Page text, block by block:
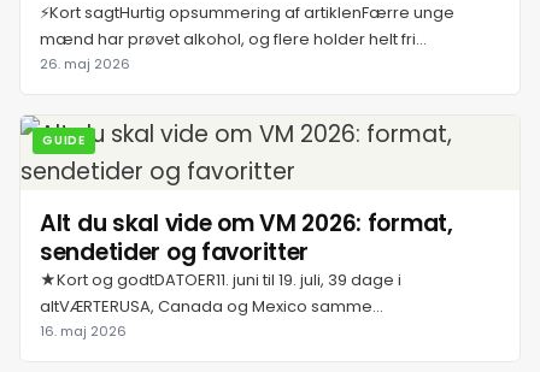
⚡Kort sagtHurtig opsummering af artiklenFærre unge
mænd har prøvet alkohol, og flere holder helt fri...
26. maj 2026
GUIDE
Alt du skal vide om VM 2026: format,
sendetider og favoritter
★Kort og godtDATOER11. juni til 19. juli, 39 dage i
altVÆRTERUSA, Canada og Mexico samme...
16. maj 2026